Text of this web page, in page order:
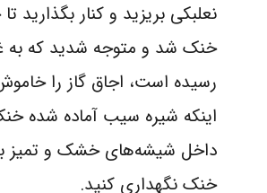
نعلبکی بریزید و کنار بگذارید
خنک شد و متوجه شدید که به
رسیده است، اجاق گاز را
اینکه شیره سیب آماده شده
داخل شیشه‌های خشک و تمیز
خنک نگهداری کنید.